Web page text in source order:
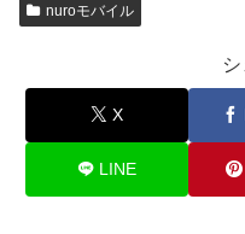
nuroモバイル
X
LINE